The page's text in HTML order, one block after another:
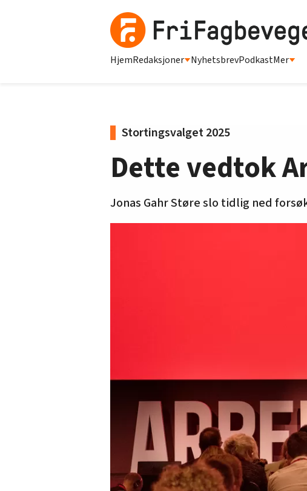
HjemRedaksjoner NyhetsbrevPodkastMer
Stortingsvalget 2025
Dette vedtok
Jonas Gahr Støre slo tidlig ned